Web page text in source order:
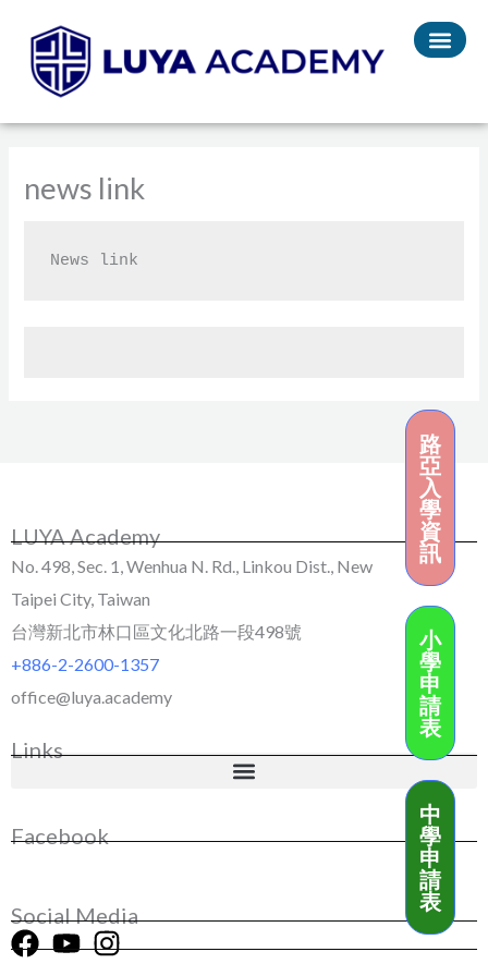
content
news link
News link
LUYA Academy
No. 498, Sec. 1, Wenhua N. Rd., Linkou Dist., New
Taipei City, Taiwan
台灣新北市林口區文化北路一段498號
+886-2-2600-1357
office@luya.academy
Links
Facebook
Social Media
小
學
申
請
表
中
學
申
請
表
路
亞
入
學
資
訊